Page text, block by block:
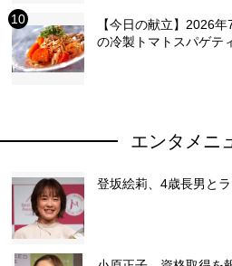
【今日の献立】2026
の冷製トマトスパゲテ
エンタメニ
登坂絵莉、4歳長男と